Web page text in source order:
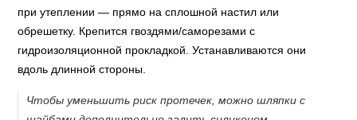
при утеплении — прямо на сплошной настил или
обрешетку. Крепится гвоздями/саморезами с
гидроизоляционной прокладкой. Устанавливаются они
вдоль длинной стороны.
Чтобы уменьшить риск протечек, можно шляпки с